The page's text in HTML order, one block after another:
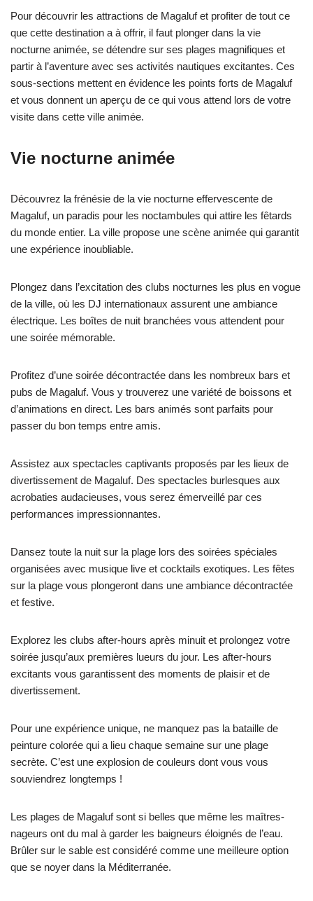
Pour découvrir les attractions de Magaluf et profiter de tout ce
que cette destination a à offrir, il faut plonger dans la vie
nocturne animée, se détendre sur ses plages magnifiques et
partir à l’aventure avec ses activités nautiques excitantes. Ces
sous-sections mettent en évidence les points forts de Magaluf
et vous donnent un aperçu de ce qui vous attend lors de votre
visite dans cette ville animée.
Vie nocturne animée
Découvrez la frénésie de la vie nocturne effervescente de
Magaluf, un paradis pour les noctambules qui attire les fêtards
du monde entier. La ville propose une scène animée qui garantit
une expérience inoubliable.
Plongez dans l’excitation des clubs nocturnes les plus en vogue
de la ville, où les DJ internationaux assurent une ambiance
électrique. Les boîtes de nuit branchées vous attendent pour
une soirée mémorable.
Profitez d’une soirée décontractée dans les nombreux bars et
pubs de Magaluf. Vous y trouverez une variété de boissons et
d’animations en direct. Les bars animés sont parfaits pour
passer du bon temps entre amis.
Assistez aux spectacles captivants proposés par les lieux de
divertissement de Magaluf. Des spectacles burlesques aux
acrobaties audacieuses, vous serez émerveillé par ces
performances impressionnantes.
Dansez toute la nuit sur la plage lors des soirées spéciales
organisées avec musique live et cocktails exotiques. Les fêtes
sur la plage vous plongeront dans une ambiance décontractée
et festive.
Explorez les clubs after-hours après minuit et prolongez votre
soirée jusqu’aux premières lueurs du jour. Les after-hours
excitants vous garantissent des moments de plaisir et de
divertissement.
Pour une expérience unique, ne manquez pas la bataille de
peinture colorée qui a lieu chaque semaine sur une plage
secrète. C’est une explosion de couleurs dont vous vous
souviendrez longtemps !
Les plages de Magaluf sont si belles que même les maîtres-
nageurs ont du mal à garder les baigneurs éloignés de l’eau.
Brûler sur le sable est considéré comme une meilleure option
que se noyer dans la Méditerranée.